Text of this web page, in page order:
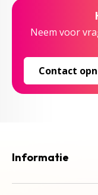
Neem voor
Contact
Informatie